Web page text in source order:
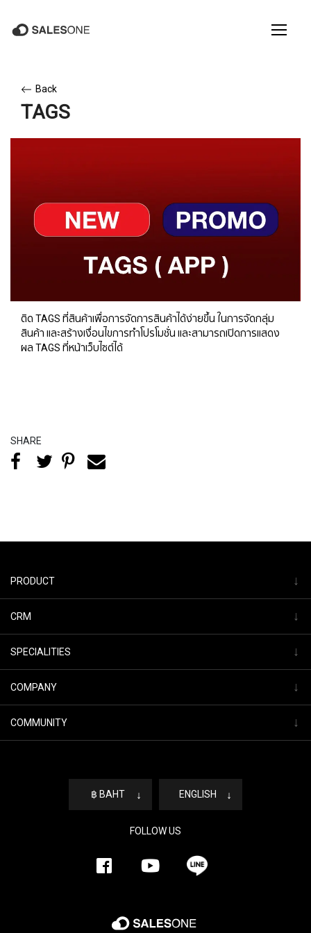
Back
TAGS
ติด TAGS ที่สินค้าเพื่อการจัดการสินค้าได้ง่ายขึ้น ในการจัดกลุ่ม
สินค้า และสร้างเงื่อนไขการทำโปรโมชั่น และสามารถเปิดการแสดง
ผล TAGS ที่หน้าเว็บไซต์ได้
SHARE
฿ BAHT ↓ ENGLISH ↓
FOLLOW US
PRODUCT ↓
CRM ↓
SPECIALITIES ↓
COMPANY ↓
COMMUNITY ↓